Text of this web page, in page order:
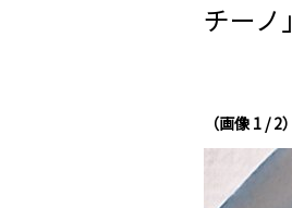
チーノ」
（画像 1 / 2）